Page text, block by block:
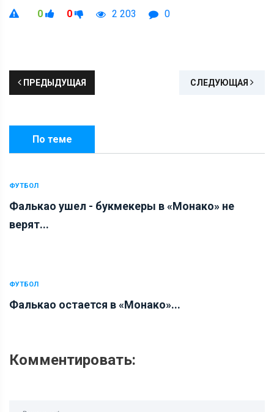
0 0 2 203 0
ПРЕДЫДУЩАЯ СЛЕДУЮЩАЯ
По теме
ФУТБОЛ
Фалькао ушел - букмекеры в «Монако» не
верят...
ФУТБОЛ
Фалькао остается в «Монако»...
Комментировать: